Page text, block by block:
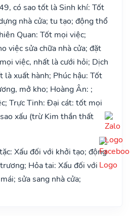
có sao tốt là Sinh khí: Tốt
nhà cửa; tu tạo; động thổ
Quan: Tốt mọi việc;
việc sửa chữa nhà cửa; đặt
việc, nhất là cưới hỏi; Dịch
là xuất hành; Phúc hậu: Tốt
mở kho; Hoàng Ân: ;
Trực Tinh: Đại cát: tốt mọi
xấu (trừ Kim thần thất
Xấu đối với khởi tạo; động
Hỏa tai: Xấu đối với
sửa sang nhà cửa;